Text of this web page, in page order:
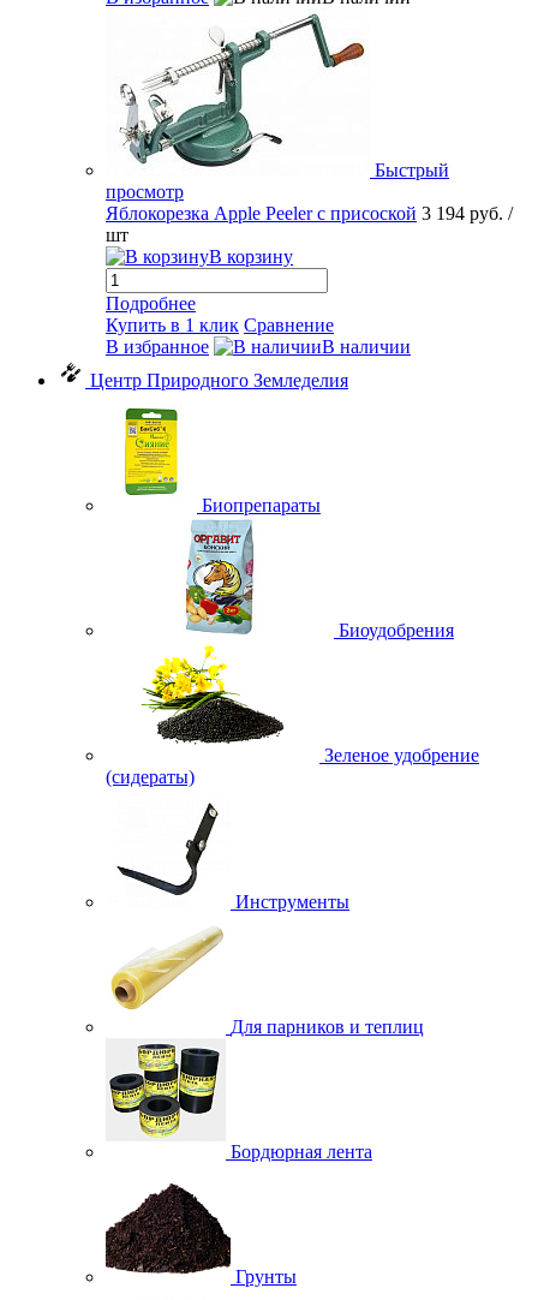
Быстрый
просмотр
Яблокорезка Apple Peeler с присоской 3 194 руб. /
шт
В корзину
Подробнее
Купить в 1 клик Сравнение
В избранное
В наличии
Центр Природного Земледелия
Биопрепараты
Биоудобрения
Зеленое удобрение
(сидераты)
Инструменты
Для парников и теплиц
Бордюрная лента
Грунты